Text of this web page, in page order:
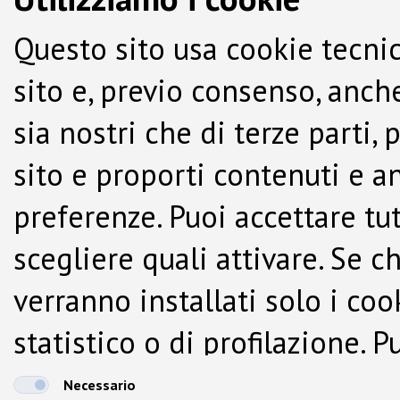
Questo sito usa cookie
sito e, previo consenso,
sia nostri che di terze parti,
sito e proporti contenuti e
preferenze. Puoi accettare
scegliere quali attivare. Se
verranno installati solo i
statistico o di profilazione.
dalla Cookie Policy.
Necessario